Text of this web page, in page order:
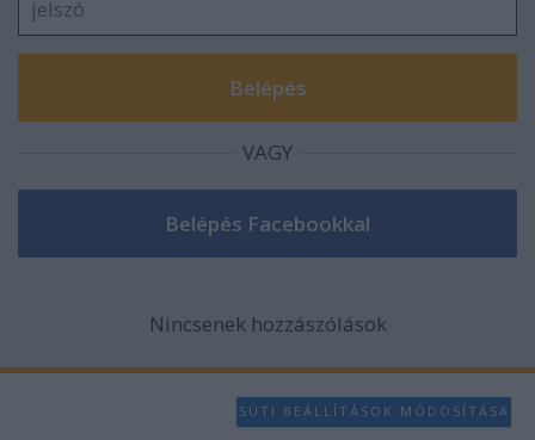
VAGY
Nincsenek hozzászólások
SÜTI BEÁLLÍTÁSOK MÓDOSÍTÁSA